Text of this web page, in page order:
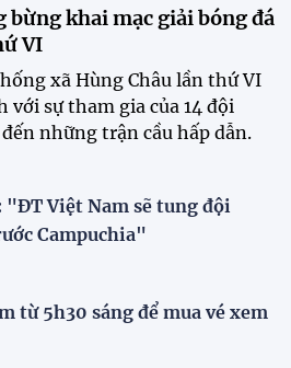
23:26 24/07/2026
Tiền đạo Đình Bắc: "Chiến
thắng này là thành quả của cả
tập thể"
XEM THÊM